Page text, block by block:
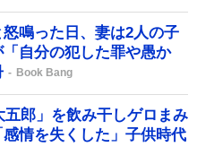
怒鳴った日、妻は2人の子
自分の犯した罪や愚か
Book Bang
郎」を飲み干しゲロまみ
情を失くした」子供時代